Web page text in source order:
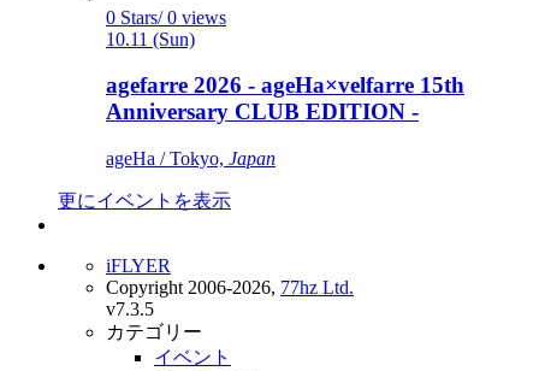
0 Stars/ 0 views
10.11 (Sun)
agefarre 2026 - ageHa×velfarre 15th
Anniversary CLUB EDITION -
ageHa / Tokyo, Japan
更にイベントを表示
iFLYER
Copyright 2006-2026, 77hz Ltd.
v7.3.5
カテゴリー
イベント